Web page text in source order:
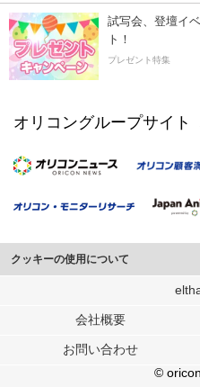
試写会、登壇イ
ト！
プレゼント特集
オリコングループサイト
クッキーの使用について
このサイトでは Cookie を使用して、
行っています。
メディアや広告配信、データ解析の各
各パートナーは、この情報とユーザー
ユーザーが各パートナーのサービスを
会社概要
お問い合わせ
©